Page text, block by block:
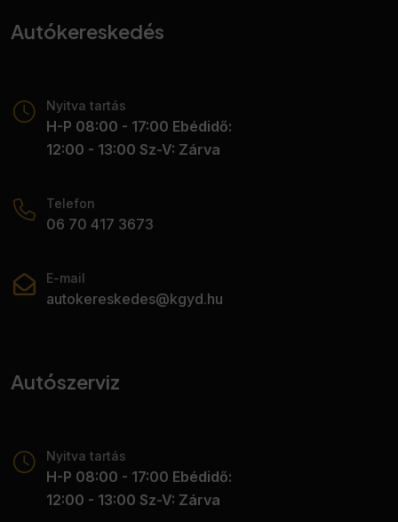
• Multifunkciós kormánykerék
• Oldallégzsák
• Sportülések
• Start-stop/motormegállító rendszer
• Szervokormány
• Tempomat
• Térdlégzsák
• Tolatóradar
• USB csatlakozó
• Frissen szervizelt.
Autókereskedés
Nyitva tartás
H-P 08:00 - 17:00 Ebédidő:
12:00 - 13:00 Sz-V: Zárva
Telefon
06 70 417 3673
E-mail
autokereskedes@kgyd.hu
Autószerviz
Nyitva tartás
H-P 08:00 - 17:00 Ebédidő:
12:00 - 13:00 Sz-V: Zárva